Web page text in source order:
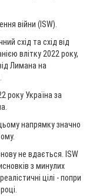
війни (ISW).
схід та схід від
влітку 2022 року,
Лимана на
року Україна за
напрямку значно
не вдається. ISW
з минулих
цілі - попри